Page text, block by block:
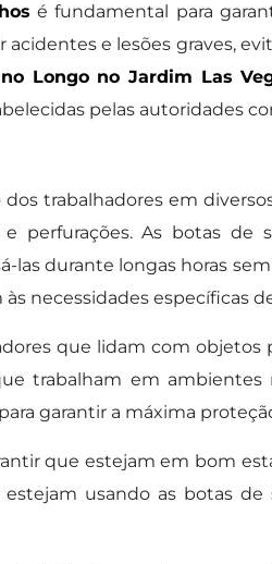
é fundamental para
e lesões graves,
Longo no Jardim Las
pelas autoridades
trabalhadores em
As botas de
durante longas horas
necessidades específicas
que lidam com objetos
trabalham em ambientes
garantir a máxima
que estejam em bom
usando as botas